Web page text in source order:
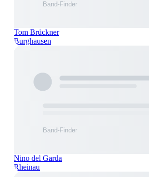
Tom Brückner
Burghausen
Nino del Garda
Rheinau